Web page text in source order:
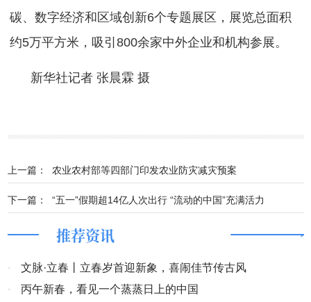
推荐资讯
·
文脉·立春丨立春岁首迎新象，喜闹佳节传古风
·
丙午新春，看见一个蒸蒸日上的中国
碳、数字经济和区域创新6个专题展区，展览总面积
约5万平方米，吸引800余家中外企业和机构参展。
新华社记者 张晨霖 摄
上一篇： 农业农村部等四部门印发农业防灾减灾预案
下一篇： “五一”假期超14亿人次出行 “流动的中国”充满活力